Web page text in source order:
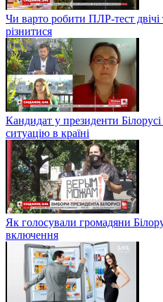
Чи варто робити ПЛР-тест
різнитися
Кандидат у президенти
ситуацію в країні
Як голосували громадяни
включення